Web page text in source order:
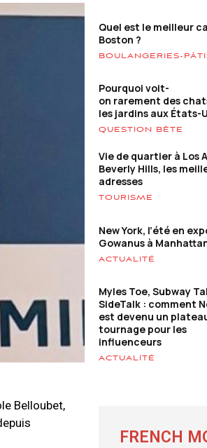
Belloubet,
Quel est le meilleur
Boston ?
BOULANGERIES-
Pourquoi voit-
on rarement des
les jardins aux États-
QUESTION BÊTE
Vie de quartier à Los
Beverly Hills, les
adresses
TOURISME
New York, l’été en
Gowanus à
ACTUALITÉ
Myles Toe, Subway
SideTalk : comment
est devenu un
tournage pour les
influenceurs
ACTUALITÉ
FRENCH